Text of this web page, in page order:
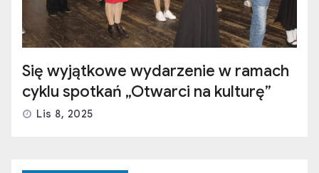
Się wyjątkowe wydarzenie w ramach
cyklu spotkań „Otwarci na kulturę”
Lis 8, 2025